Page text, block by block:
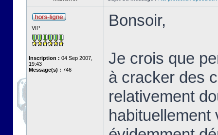
VIP
Inscription : 04 Sep 2007,
19:43
Message(s) : 746
Bonsoir,
Je crois que
à cracker des
relativement
habituellement